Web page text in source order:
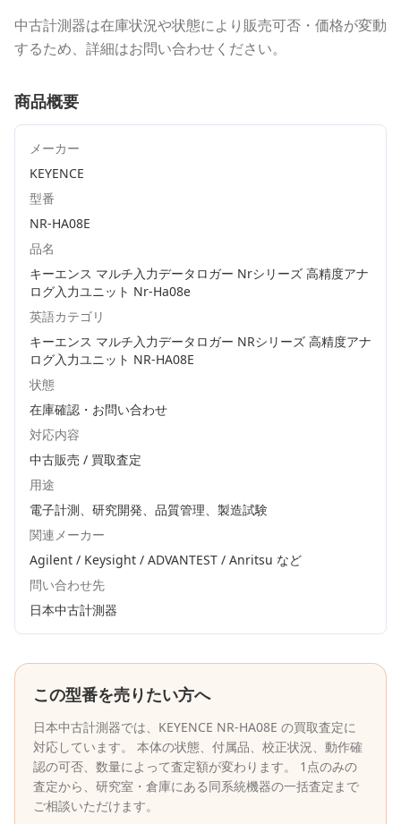
中古計測器は在庫状況や状態により販売可否・価格が変動
するため、詳細はお問い合わせください。
商品概要
メーカー
KEYENCE
型番
NR-HA08E
品名
キーエンス マルチ入力データロガー Nrシリーズ 高精度アナ
ログ入力ユニット Nr-Ha08e
英語カテゴリ
キーエンス マルチ入力データロガー NRシリーズ 高精度アナ
ログ入力ユニット NR-HA08E
状態
在庫確認・お問い合わせ
対応内容
中古販売 / 買取査定
用途
電子計測、研究開発、品質管理、製造試験
関連メーカー
Agilent / Keysight / ADVANTEST / Anritsu など
問い合わせ先
日本中古計測器
この型番を売りたい方へ
日本中古計測器では、 KEYENCE NR-HA08E の買取査定に
対応しています。 本体の状態、付属品、校正状況、動作確
認の可否、数量によって査定額が変わります。 1点のみの
査定から、研究室・倉庫にある同系統機器の一括査定まで
ご相談いただけます。